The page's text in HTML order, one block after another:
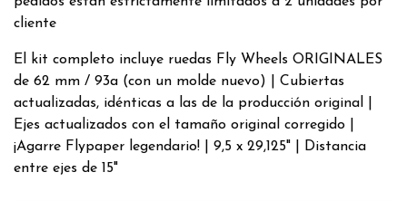
cliente
El kit completo incluye ruedas Fly Wheels ORIGINALES
de 62 mm / 93a (con un molde nuevo) | Cubiertas
actualizadas, idénticas a las de la producción original |
Ejes actualizados con el tamaño original corregido |
¡Agarre Flypaper legendario! | 9,5 x 29,125" | Distancia
entre ejes de 15"